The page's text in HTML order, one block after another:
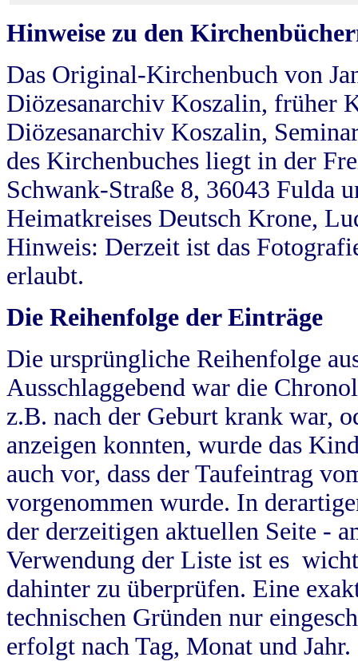
Hinweise zu den
Das Original-Kirchenbuch von
Diözesanarchiv Koszalin, früher
Diözesanarchiv Koszalin,
des Kirchenbuches liegt in der
Schwank-Straße 8, 36043 Fulda
Heimatkreises Deutsch Krone,
Hinweis: Derzeit ist das
erlaubt.
Die Reihenfolge der Einträge
Die ursprüngliche Reihenfolge
Ausschlaggebend war die
z.B. nach der Geburt krank war,
anzeigen konnten, wurde das
auch vor, dass der Taufeintrag
vorgenommen wurde. In
der derzeitigen aktuellen Seite -
Verwendung der Liste ist es
dahinter zu überprüfen. Eine
technischen Gründen nur
erfolgt nach Tag, Monat und Jahr.